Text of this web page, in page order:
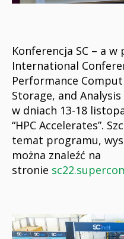
Konferencja SC – a
International
Performance
Storage, and
w dniach 13-18
“HPC Accelerates”.
temat programu,
można znaleźć na
stronie